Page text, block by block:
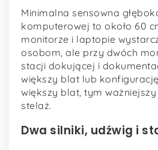
Minimalna sensowna
komputerowej to około 60
monitorze i laptopie
osobom, ale przy dwóch
stacji dokującej i
większy blat lub
większy blat, tym
stelaż.
Dwa silniki, udźwig i